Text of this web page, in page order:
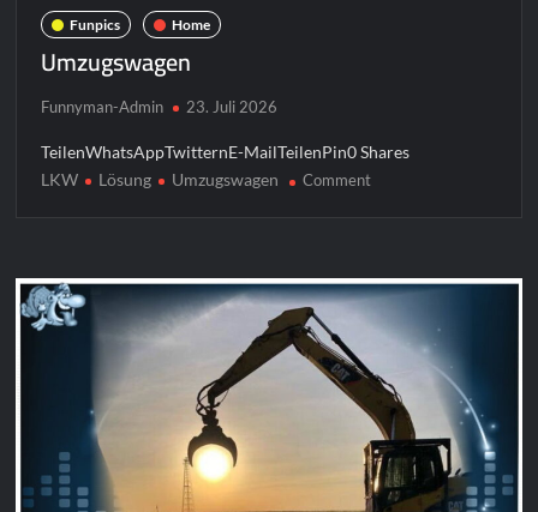
Funpics Home
Umzugswagen
Funnyman-Admin 23. Juli 2026
TeilenWhatsAppTwitternE-MailTeilenPin0 Shares
LKW
Lösung Umzugswagen Commenton